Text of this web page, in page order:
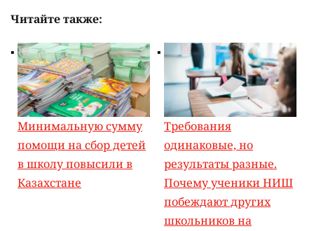
Читайте также:
Минимальную сумму
помощи на сбор детей
в школу повысили в
Казахстане
Требования
одинаковые, но
результаты разные.
Почему ученики НИШ
побеждают других
школьников на